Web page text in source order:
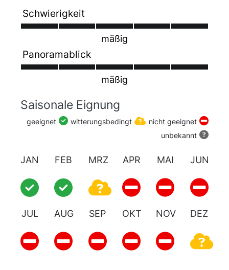
Schwierigkeit
mäßig
Panoramablick
mäßig
Saisonale Eignung
geeignet witterungsbedingt
nicht geeignet
unbekannt
JAN FEB MRZ APR MAI JUN
JUL AUG SEP OKT NOV DEZ